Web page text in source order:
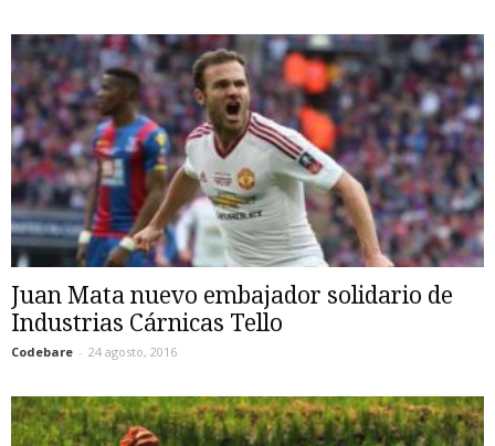
Juan Mata nuevo embajador solidario de
Industrias Cárnicas Tello
Codebare - 24 agosto, 2016